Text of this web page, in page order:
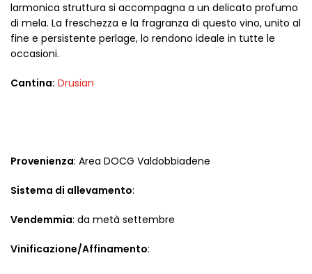
larmonica struttura si accompagna a un delicato profumo
di mela. La freschezza e la fragranza di questo vino, unito al
fine e persistente perlage, lo rendono ideale in tutte le
occasioni.
Cantina: Drusian
Provenienza: Area DOCG Valdobbiadene
Sistema di allevamento:
Vendemmia: da metà settembre
Vinificazione/Affinamento: